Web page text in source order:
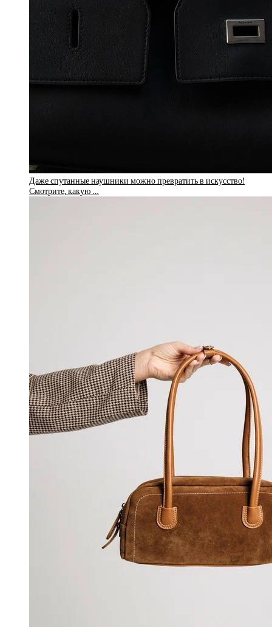
Даже спутанные наушники можно превратить в искусство!
Смотрите, какую …